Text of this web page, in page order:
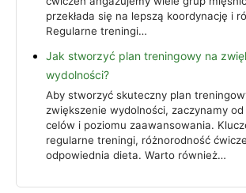
przekłada się na lepszą koordynację i
Regularne treningi…
Jak stworzyć plan treningowy na
wydolności?
Aby stworzyć skuteczny plan
zwiększenie wydolności, zaczynamy
celów i poziomu zaawansowania.
regularne treningi, różnorodność
odpowiednia dieta. Warto również…